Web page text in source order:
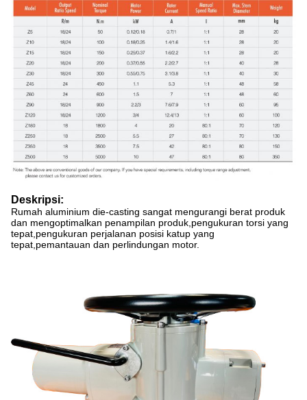
Deskripsi:
Rumah aluminium die-casting sangat mengurangi berat produk
dan mengoptimalkan penampilan produk,pengukuran torsi yang
tepat,pengukuran perjalanan posisi katup yang
tepat,pemantauan dan perlindungan motor.